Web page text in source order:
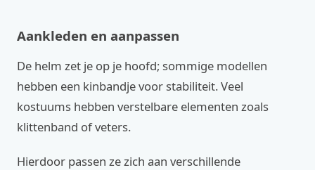
Aankleden en aanpassen
De helm zet je op je hoofd; sommige modellen
hebben een kinbandje voor stabiliteit. Veel
kostuums hebben verstelbare elementen zoals
klittenband of veters.
Hierdoor passen ze zich aan verschillende